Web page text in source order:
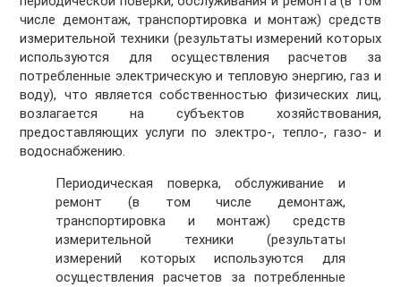
числе демонтаж, транспортировка и монтаж) средств
измерительной техники (результаты измерений которых
используются для осуществления расчетов за
потребленные электрическую и тепловую энергию, газ и
воду), что является собственностью физических лиц,
возлагается на субъектов хозяйствования,
предоставляющих услуги по электро-, тепло-, газо- и
водоснабжению.
Периодическая поверка, обслуживание и
ремонт (в том числе демонтаж,
транспортировка и монтаж) средств
измерительной техники (результаты
измерений которых используются для
осуществления расчетов за потребленные